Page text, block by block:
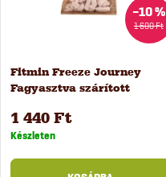
s
e
a
1 600 Ft
–10 %
Fitmin Freeze Journey
Fagyasztva szárított
macskáknak 25 g
1 440 Ft
Készleten